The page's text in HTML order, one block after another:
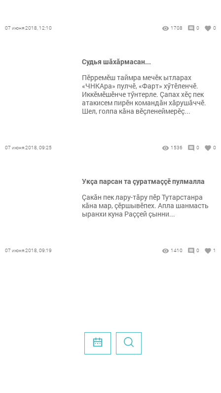
07 июня 2018, 12:10 1708 0 0
Судья шăхăрмасан...
Пӗрремӗш таймра мечӗк ытларах
«ЧНКАра» пулчӗ, «Фарт» хӳтӗленчӗ.
Иккӗмӗшӗнче тӳнтерле. Çапах хӗç пек
атакисем пирӗн командăн хăрушăччӗ.
Шел, голпа кăна вӗçленеймерӗç...
07 июня 2018, 09:25 1536 0 0
Укçа парсан та çуратмаççӗ пулмалла
Çакăн пек лару-тăру пӗр Тутарстанра
кăна мар, çӗршывӗпех. Апла шанмасть
ыранхи куна Раççей çынни...
07 июня 2018, 09:19 1410 0 1